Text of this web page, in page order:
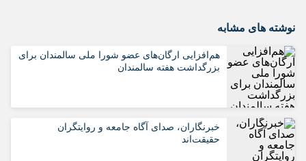
نوشته های مشابه
هم‌افزایی ارگان‌های عضو شورا ملی سالمندان برای
بزرگداشت هفته سالمندان
خبرنگاران، صدای آگاه جامعه و روایتگران
حقیقت‌اند